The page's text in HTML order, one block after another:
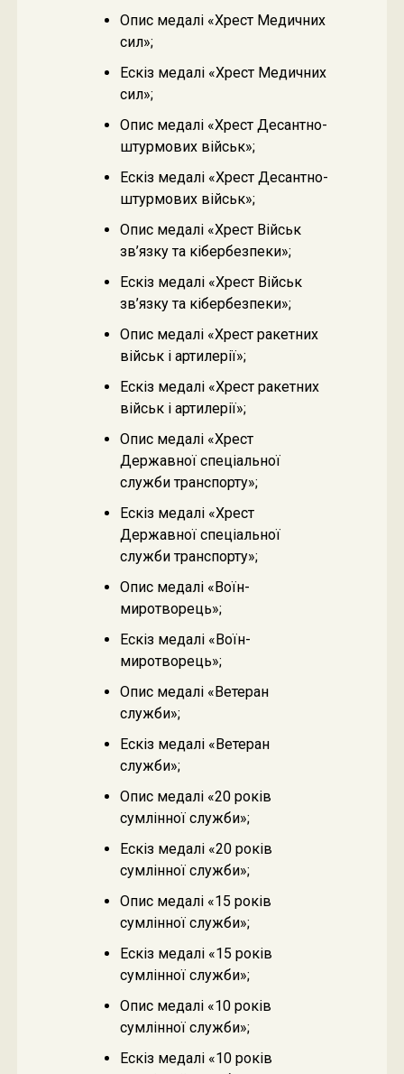
Опис медалі «Хрест Медичних
сил»;
Ескіз медалі «Хрест Медичних
сил»;
Опис медалі «Хрест Десантно-
штурмових військ»;
Ескіз медалі «Хрест Десантно-
штурмових військ»;
Опис медалі «Хрест Військ
зв’язку та кібербезпеки»;
Ескіз медалі «Хрест Військ
зв’язку та кібербезпеки»;
Опис медалі «Хрест ракетних
військ і артилерії»;
Ескіз медалі «Хрест ракетних
військ і артилерії»;
Опис медалі «Хрест
Державної спеціальної
служби транспорту»;
Ескіз медалі «Хрест
Державної спеціальної
служби транспорту»;
Опис медалі «Воїн-
миротворець»;
Ескіз медалі «Воїн-
миротворець»;
Опис медалі «Ветеран
служби»;
Ескіз медалі «Ветеран
служби»;
Опис медалі «20 років
сумлінної служби»;
Ескіз медалі «20 років
сумлінної служби»;
Опис медалі «15 років
сумлінної служби»;
Ескіз медалі «15 років
сумлінної служби»;
Опис медалі «10 років
сумлінної служби»;
Ескіз медалі «10 років